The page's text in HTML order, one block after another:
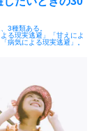
3種類ある。
よる現実逃避」「甘えによ
病気による現実逃避」。